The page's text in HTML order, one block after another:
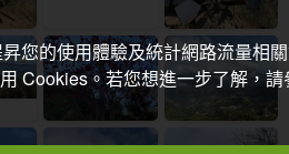
您的使用體驗及統計網路流量相
Cookies。若您想進一步了解，